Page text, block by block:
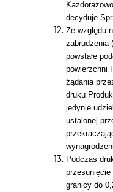
decyduje
Ze względu
zabrudzenia
powstałe
powierzchni
żądania
druku
jedynie
ustalonej
Podczas
granicy do